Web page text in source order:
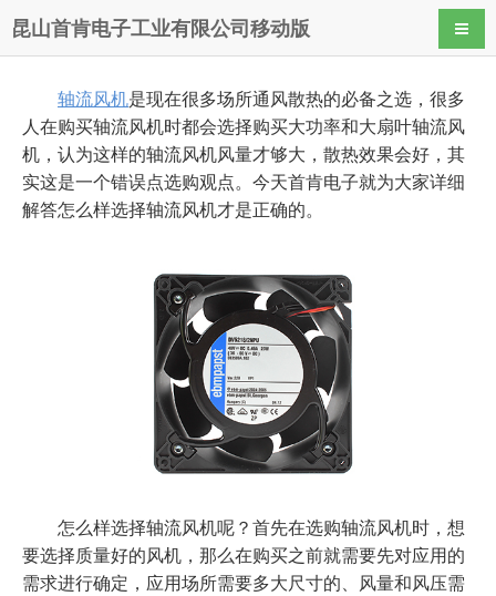
昆山首肯电子工业有限公司移动版 导航
轴流风机是现在很多场所通风散热的必备之选，很多
人在购买轴流风机时都会选择购买大功率和大扇叶轴流风
机，认为这样的轴流风机风量才够大，散热效果会好，其
实这是一个错误点选购观点。今天首肯电子就为大家详细
解答怎么样选择轴流风机才是正确的。
怎么样选择轴流风机呢？首先在选购轴流风机时，想
要选择质量好的风机，那么在购买之前就需要先对应用的
需求进行确定，应用场所需要多大尺寸的、风量和风压需